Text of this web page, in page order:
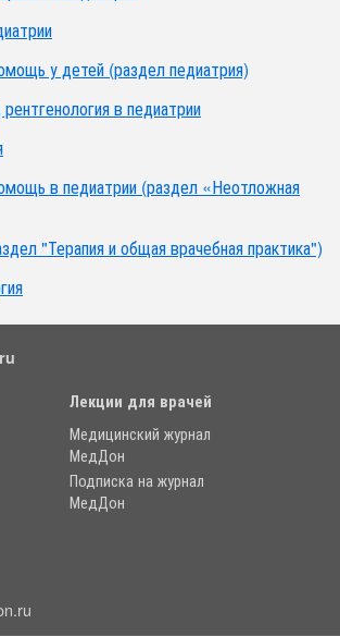
у детей (раздел педиатрия)
в педиатрии
в педиатрии (раздел «Неотложная
"Терапия и общая врачебная практика")
Лекции для врачей
Медицинский журнал
МедДон
Подписка на журнал
МедДон